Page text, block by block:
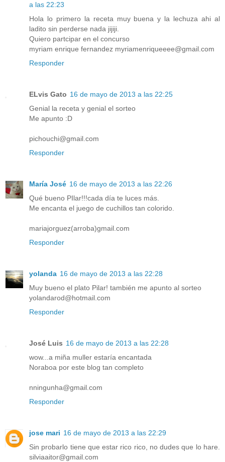
a las 22:23
Hola lo primero la receta muy buena y la lechuza ahi al
ladito sin perderse nada jijiji.
Quiero partcipar en el concurso
myriam enrique fernandez myriamenriqueeee@gmail.com
Responder
ELvis Gato 16 de mayo de 2013 a las 22:25
Genial la receta y genial el sorteo
Me apunto :D
pichouchi@gmail.com
Responder
María José 16 de mayo de 2013 a las 22:26
Qué bueno PIlar!!!cada día te luces más.
Me encanta el juego de cuchillos tan colorido.
mariajorguez(arroba)gmail.com
Responder
yolanda 16 de mayo de 2013 a las 22:28
Muy bueno el plato Pilar! también me apunto al sorteo
yolandarod@hotmail.com
Responder
José Luis 16 de mayo de 2013 a las 22:28
wow...a miña muller estaría encantada
Noraboa por este blog tan completo
nningunha@gmail.com
Responder
jose mari 16 de mayo de 2013 a las 22:29
Sin probarlo tiene que estar rico rico, no dudes que lo hare.
silviaaitor@gmail.com